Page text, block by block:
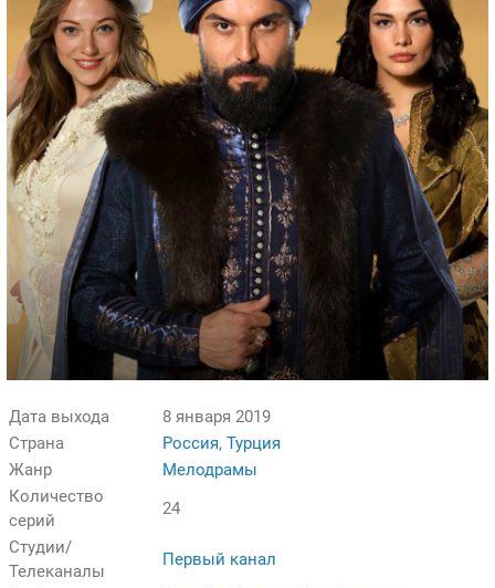
Дата выхода
8 января 2019
Страна
Россия, Турция
Жанр
Мелодрамы
Количество
серий
24
Студии/
Телеканалы
Первый канал